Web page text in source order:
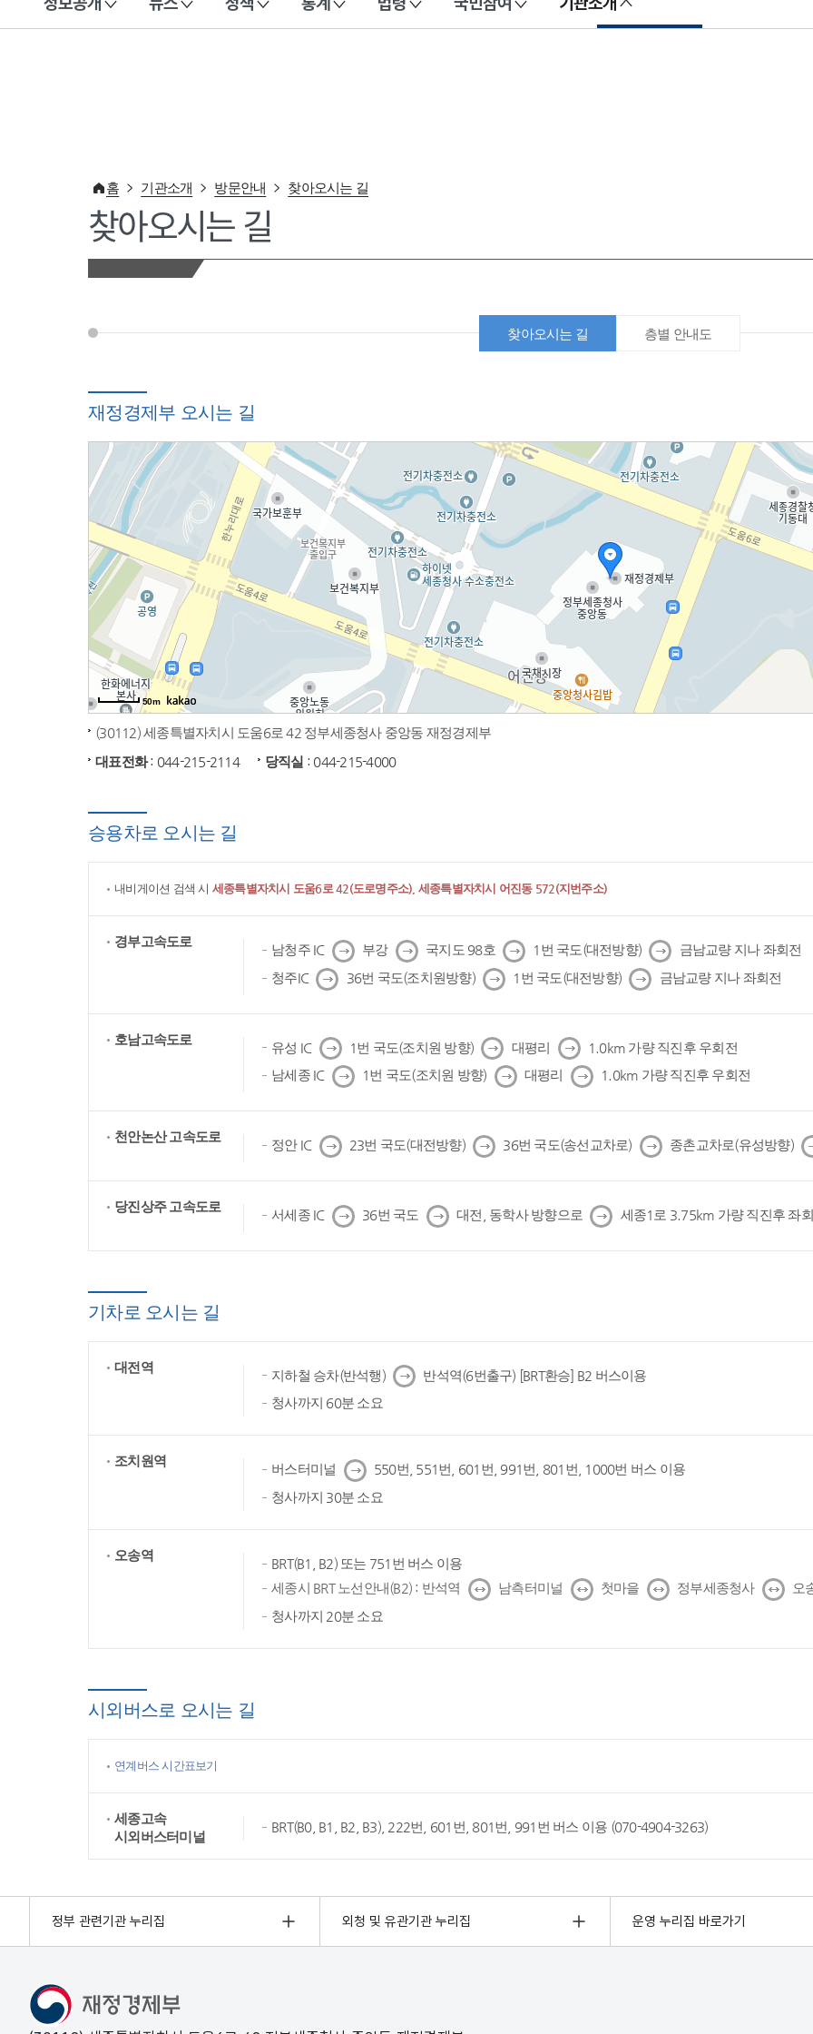
이 누리집은 대한민국 공식 전자정부 누리집입니다.
홈 기관소개 방문안내 찾아오시는 길
찾아오시는 길
찾아오시는 길 층별 안내도
재정경제부 오시는 길
50m
(30112) 세종특별자치시 도움6로 42 정부세종청사 중앙동 재정경제부
대표전화: 044-215-2114 당직실 : 044-215-4000
승용차로 오시는 길
내비게이션 검색 시 세종특별자치시 도움6로 42(도로명주소), 세종특별자치시 어진동 572(지번주소)
경부고속도로
남청주 IC 다
음
부강 다
음
국지도 98호 다
음
1번 국도(대전방향) 다
음
금남교량 지나 좌회전
청주IC 다
음
36번 국도(조치원방향) 다
음
1번 국도(대전방향) 다
음
금남교량 지나 좌회전
호남고속도로
유성 IC 다
음
1번 국도(조치원 방향) 다
음
대평리 다
음
1.0km 가량 직진후 우회전
남세종 IC 다
음
1번 국도(조치원 방향) 다
음
대평리 다
음
1.0km 가량 직진후 우회전
천안논산 고속도로
정안 IC 다
음
23번 국도(대전방향) 다
음
36번 국도(송선교차로) 다
음
종촌교차로(유성방향) 다
음
당진상주 고속도로
서세종 IC 다
음
36번 국도 다
음
대전, 동학사 방향으로 다
음
세종1로 3.75km 가량 직진후 좌
기차로 오시는 길
대전역
지하철 승차(반석행) 다
음
반석역(6번출구) [BRT환승] B2 버스이용
청사까지 60분 소요
조치원역
버스터미널 다
음
550번, 551번, 601번, 991번, 801번, 1000번 버스 이용
청사까지 30분 소요
오송역
BRT(B1, B2) 또는 751번 버스 이용
세종시 BRT 노선안내(B2) : 반석역 ↔ 남측터미널 ↔ 첫마을 ↔ 정부세종청사 ↔
오
청사까지 20분 소요
시외버스로 오시는 길
연계버스 시간표보기
세종고속
시외버스터미널
BRT(B0, B1, B2, B3), 222번, 601번, 801번, 991번 버스 이용 (070-4904-3263)
정부 관련기관 누리집 외청 및 유관기관 누리집 운영 누리집 바로가기